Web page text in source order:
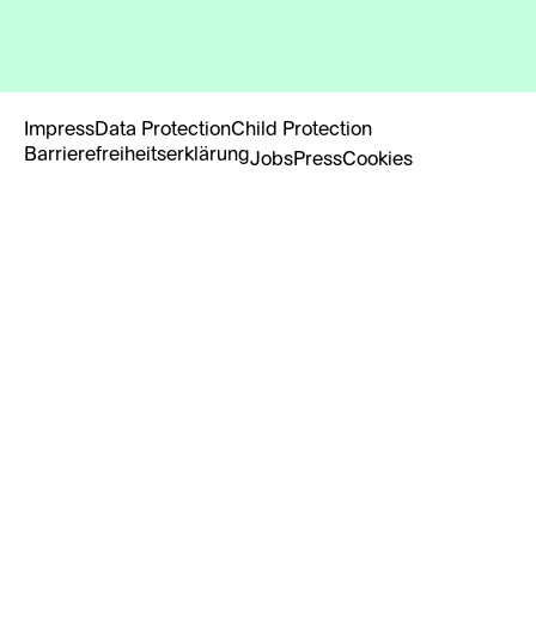
ImpressData ProtectionChild Protection
BarrierefreiheitserklärungJobsPressCookies